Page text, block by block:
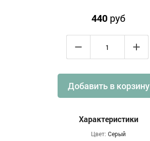
440 руб
Добавить в корзину
Характеристики
Цвет: Серый